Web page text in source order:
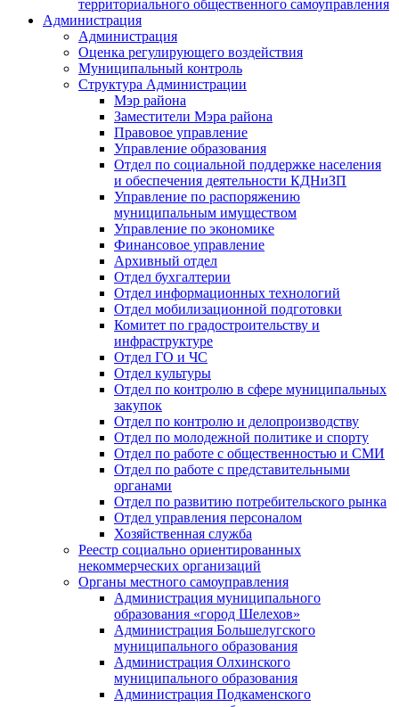
территориального общественного самоуправления
Администрация
Администрация
Оценка регулирующего воздействия
Муниципальный контроль
Структура Администрации
Мэр района
Заместители Мэра района
Правовое управление
Управление образования
Отдел по социальной поддержке населения
и обеспечения деятельности КДНиЗП
Управление по распоряжению
муниципальным имуществом
Управление по экономике
Финансовое управление
Архивный отдел
Отдел бухгалтерии
Отдел информационных технологий
Отдел мобилизационной подготовки
Комитет по градостроительству и
инфраструктуре
Отдел ГО и ЧС
Отдел культуры
Отдел по контролю в сфере муниципальных
закупок
Отдел по контролю и делопроизводству
Отдел по молодежной политике и спорту
Отдел по работе с общественностью и СМИ
Отдел по работе с представительными
органами
Отдел по развитию потребительского рынка
Отдел управления персоналом
Хозяйственная служба
Реестр социально ориентированных
некоммерческих организаций
Органы местного самоуправления
Администрация муниципального
образования «город Шелехов»
Администрация Большелугского
муниципального образования
Администрация Олхинского
муниципального образования
Администрация Подкаменского